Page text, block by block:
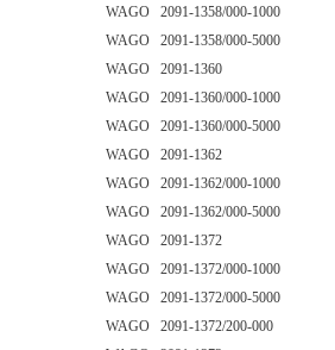
WAGO 2091-1358/000-1000
WAGO 2091-1358/000-5000
WAGO 2091-1360
WAGO 2091-1360/000-1000
WAGO 2091-1360/000-5000
WAGO 2091-1362
WAGO 2091-1362/000-1000
WAGO 2091-1362/000-5000
WAGO 2091-1372
WAGO 2091-1372/000-1000
WAGO 2091-1372/000-5000
WAGO 2091-1372/200-000